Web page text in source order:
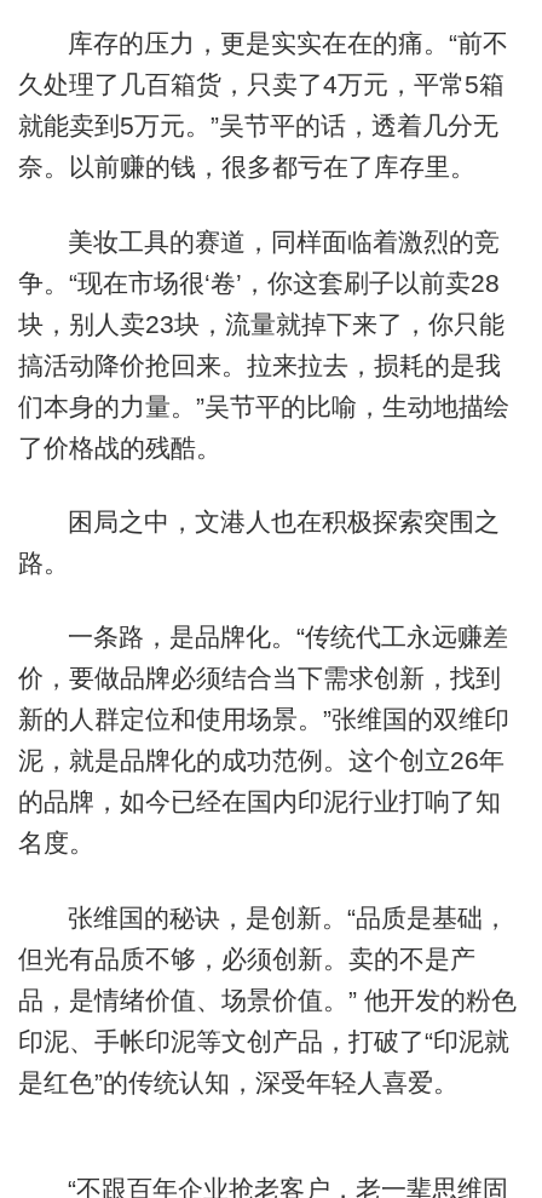
库存的压力，更是实实在在的痛。“前不
久处理了几百箱货，只卖了4万元，平常5箱
就能卖到5万元。”吴节平的话，透着几分无
奈。以前赚的钱，很多都亏在了库存里。
美妆工具的赛道，同样面临着激烈的竞
争。“现在市场很‘卷’，你这套刷子以前卖28
块，别人卖23块，流量就掉下来了，你只能
搞活动降价抢回来。拉来拉去，损耗的是我
们本身的力量。”吴节平的比喻，生动地描绘
了价格战的残酷。
困局之中，文港人也在积极探索突围之
路。
一条路，是品牌化。“传统代工永远赚差
价，要做品牌必须结合当下需求创新，找到
新的人群定位和使用场景。”张维国的双维印
泥，就是品牌化的成功范例。这个创立26年
的品牌，如今已经在国内印泥行业打响了知
名度。
张维国的秘诀，是创新。“品质是基础，
但光有品质不够，必须创新。卖的不是产
品，是情绪价值、场景价值。” 他开发的粉色
印泥、手帐印泥等文创产品，打破了“印泥就
是红色”的传统认知，深受年轻人喜爱。
“不跟百年企业抢老客户，老一辈思维固